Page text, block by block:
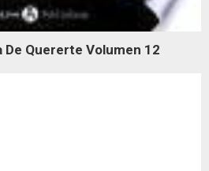
De Quererte Volumen 12